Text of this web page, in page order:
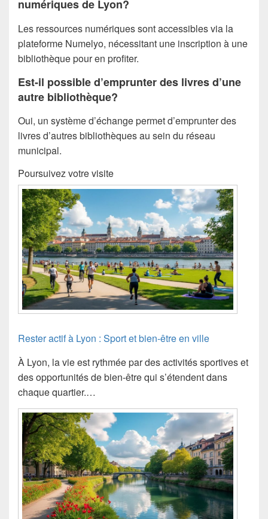
numériques de Lyon?
Les ressources numériques sont accessibles via la
plateforme Numelyo, nécessitant une inscription à une
bibliothèque pour en profiter.
Est-il possible d’emprunter des livres d’une
autre bibliothèque?
Oui, un système d’échange permet d’emprunter des
livres d’autres bibliothèques au sein du réseau
municipal.
Poursuivez votre visite
Rester actif à Lyon : Sport et bien-être en ville
À Lyon, la vie est rythmée par des activités sportives et
des opportunités de bien-être qui s’étendent dans
chaque quartier.…